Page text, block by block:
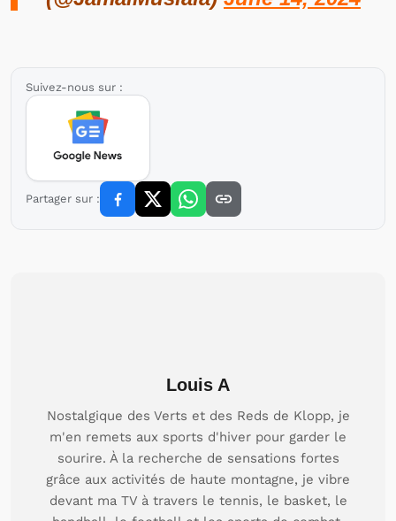
Suivez-nous sur :
Partager sur :
Louis A
Nostalgique des Verts et des Reds de Klopp, je
m'en remets aux sports d'hiver pour garder le
sourire. À la recherche de sensations fortes
grâce aux activités de haute montagne, je vibre
devant ma TV à travers le tennis, le basket, le